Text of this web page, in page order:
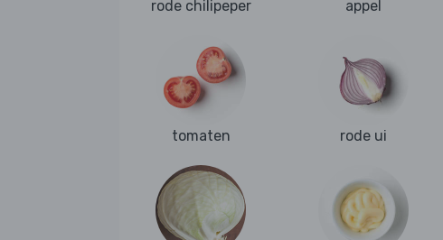
rode chilipeper appel
tomaten rode ui